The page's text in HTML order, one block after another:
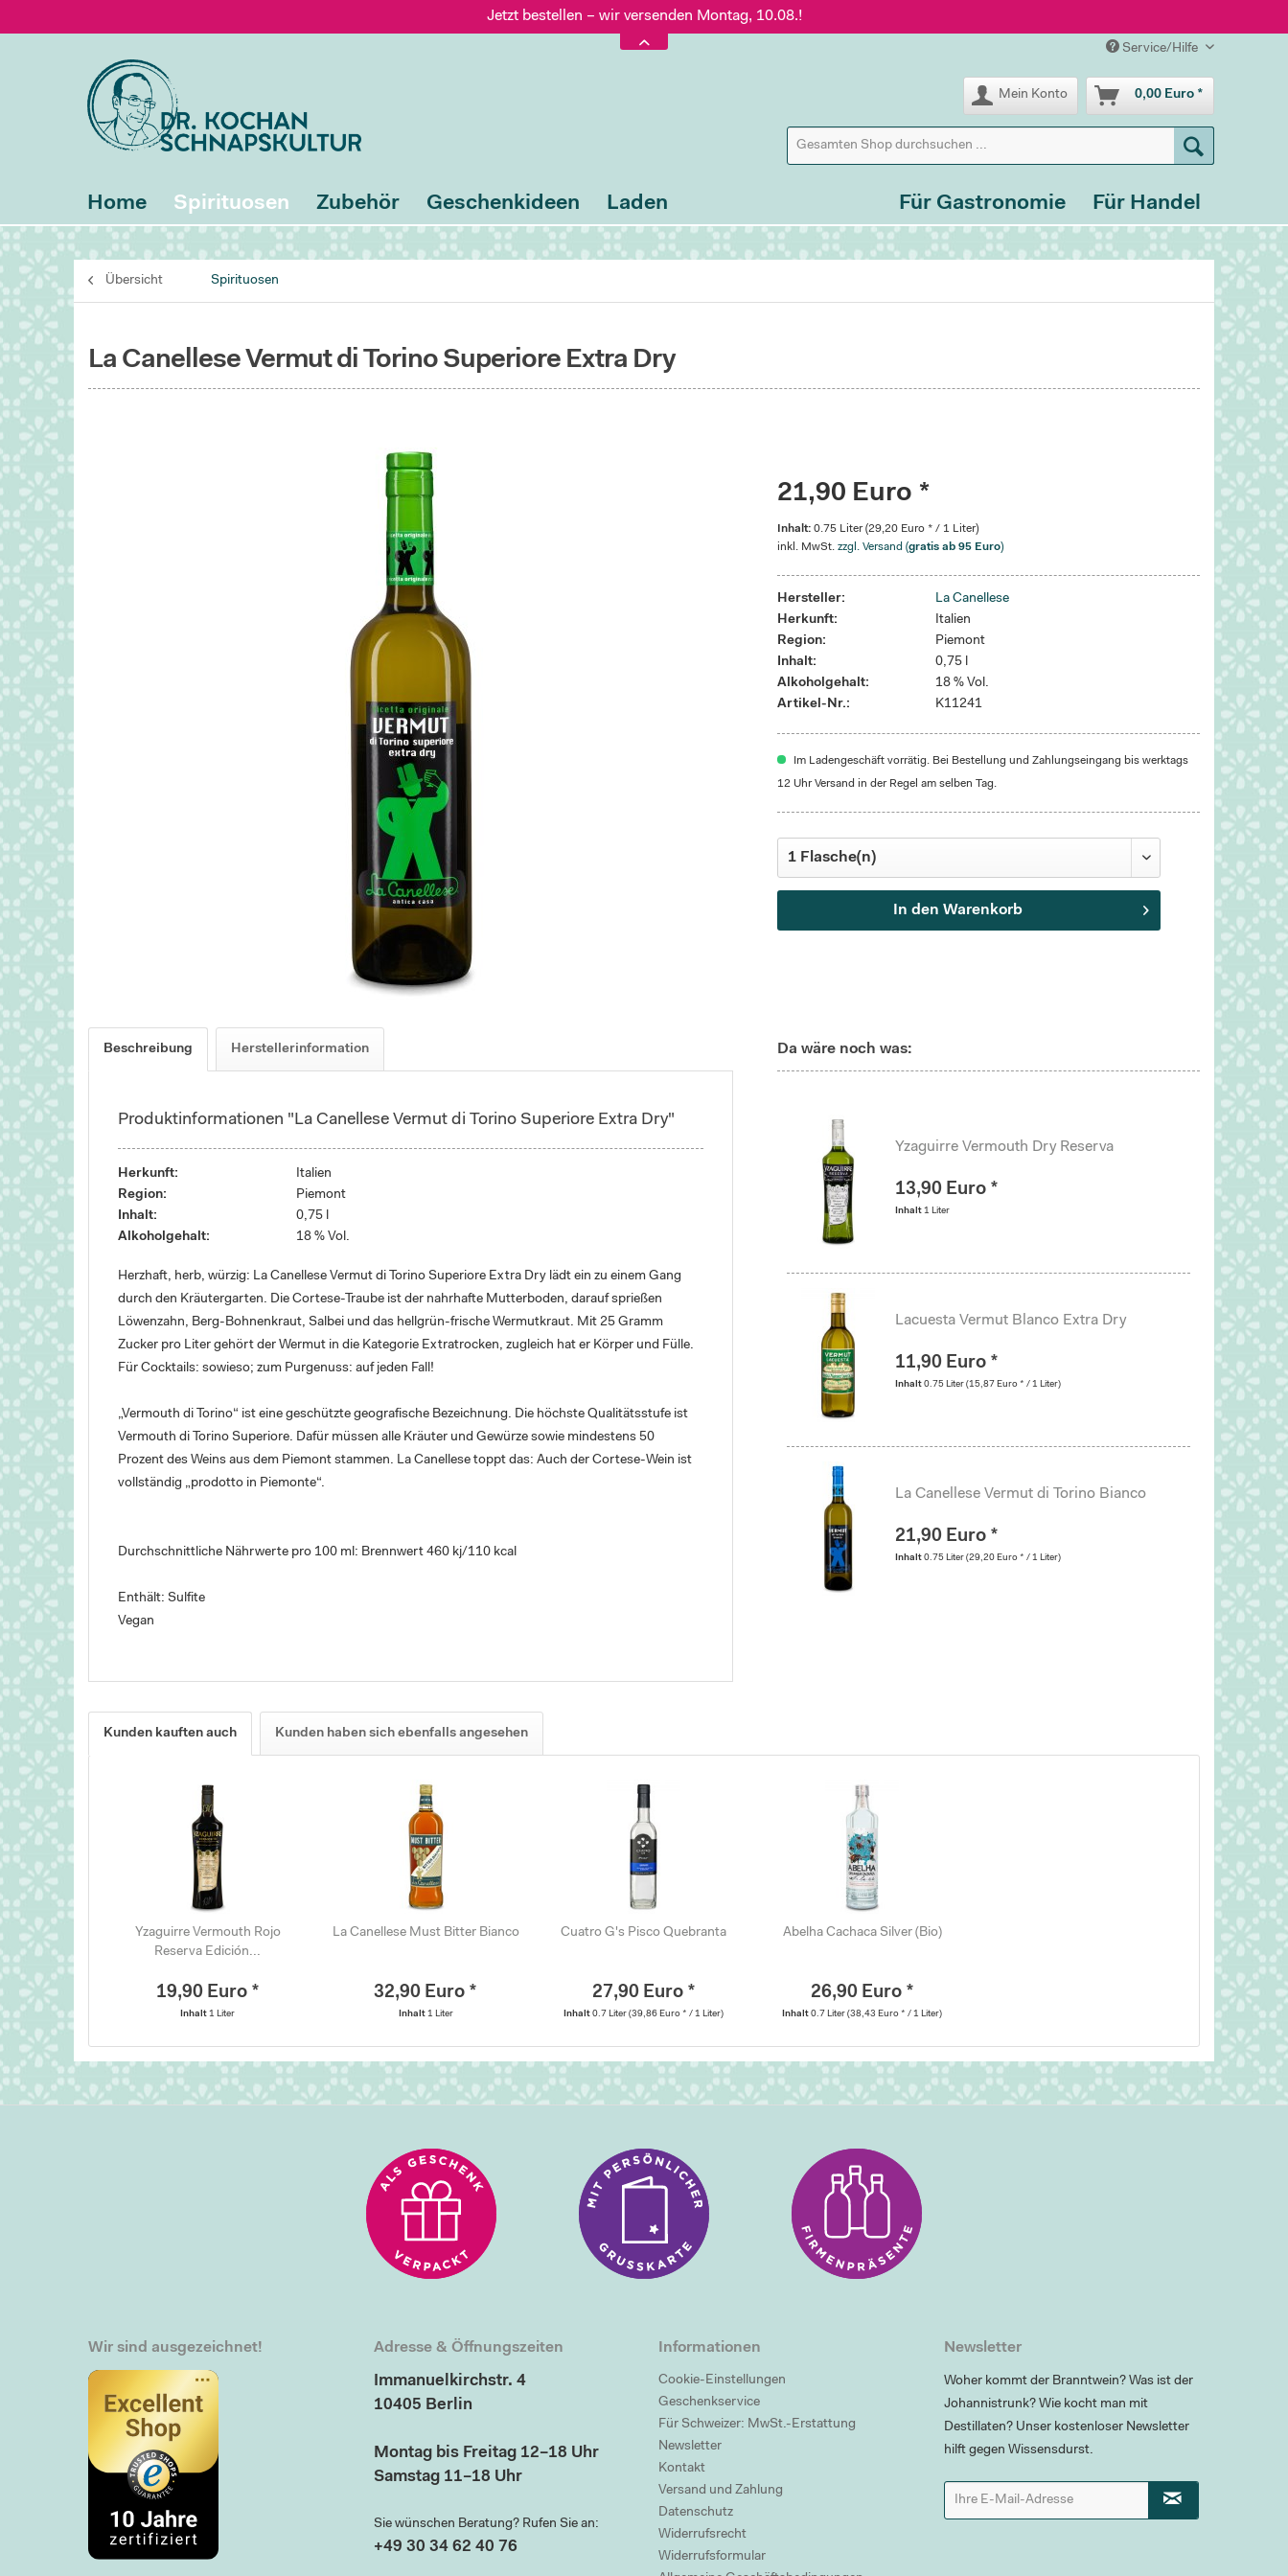
Jetzt bestellen – wir versenden Montag, 10.08.!
Versand nur 5,60 €, gratis ab 95 € Warenwert
Jetzt bestellen – wir versenden Montag, 10.08.!
Service/Hilfe
Mein Konto 0,00 Euro *
Home Spirituosen Zubehör Geschenkideen Laden Für Handel
Für Gastronomie
Übersicht Spirituosen
La Canellese Vermut di Torino Superiore Extra Dry
21,90 Euro *
Inhalt:0.75 Liter (29,20 Euro * / 1 Liter)
inkl. MwSt.zzgl. Versand (gratis ab 95 Euro)
Hersteller:
La Canellese
Herkunft:
Italien
Region:
Piemont
Inhalt:
0,75 l
Alkoholgehalt:
18 % Vol.
Artikel-Nr.:
K11241
Im Ladengeschäft vorrätig. Bei Bestellung und Zahlungseingang bis werktags
12 Uhr Versand in der Regel am selben Tag.
In den Warenkorb
Beschreibung Herstellerinformation
Produktinformationen "La Canellese Vermut di Torino Superiore Extra Dry"
Herkunft:
Italien
Region:
Piemont
Inhalt:
0,75 l
Alkoholgehalt:
18 % Vol.
Herzhaft, herb, würzig: La Canellese Vermut di Torino Superiore Extra Dry lädt ein zu einem Gang
durch den Kräutergarten. Die Cortese-Traube ist der nahrhafte Mutterboden, darauf sprießen
Löwenzahn, Berg-Bohnenkraut, Salbei und das hellgrün-frische Wermutkraut. Mit 25 Gramm
Zucker pro Liter gehört der Wermut in die Kategorie Extratrocken, zugleich hat er Körper und Fülle.
Für Cocktails: sowieso; zum Purgenuss: auf jeden Fall!
„Vermouth di Torino“ ist eine geschützte geografische Bezeichnung. Die höchste Qualitätsstufe ist
Vermouth di Torino Superiore. Dafür müssen alle Kräuter und Gewürze sowie mindestens 50
Prozent des Weins aus dem Piemont stammen. La Canellese toppt das: Auch der Cortese-Wein ist
vollständig „prodotto in Piemonte“.
Durchschnittliche Nährwerte pro 100 ml: Brennwert 460 kj/110 kcal
Enthält: Sulfite
Vegan
Da wäre noch was:
Yzaguirre Vermouth Dry Reserva
13,90 Euro *
Inhalt 1 Liter
Lacuesta Vermut Blanco Extra Dry
11,90 Euro *
Inhalt 0.75 Liter (15,87 Euro * / 1 Liter)
La Canellese Vermut di Torino Bianco
21,90 Euro *
Inhalt 0.75 Liter (29,20 Euro * / 1 Liter)
Kunden kauften auch Kunden haben sich ebenfalls angesehen
Yzaguirre Vermouth Rojo
Reserva Edición...
19,90 Euro *
Inhalt1 Liter
La Canellese Must Bitter Bianco
32,90 Euro *
Inhalt 1 Liter
Cuatro G's Pisco Quebranta
27,90 Euro *
Inhalt0.7 Liter(39,86 Euro * / 1 Liter)
Abelha Cachaca Silver (Bio)
26,90 Euro *
Inhalt0.7 Liter(38,43 Euro * / 1 Liter)
Wir sind ausgezeichnet! Adresse & Öffnungszeiten
Immanuelkirchstr. 4
10405 Berlin
Montag bis Freitag 12–18 Uhr
Samstag 11–18 Uhr
Sie wünschen Beratung? Rufen Sie an:
+49 30 34 62 40 76
Informationen
Cookie-Einstellungen
Geschenkservice
Für Schweizer: MwSt.-Erstattung
Newsletter
Kontakt
Versand und Zahlung
Datenschutz
Widerrufsrecht
Widerrufsformular
Newsletter
Woher kommt der Branntwein? Was ist der
Johannistrunk? Wie kocht man mit
Destillaten? Unser kostenloser Newsletter
hilft gegen Wissensdurst.